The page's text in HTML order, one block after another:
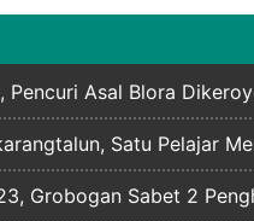
Asal Blora
Satu Pelajar
Grobogan Sabet 2